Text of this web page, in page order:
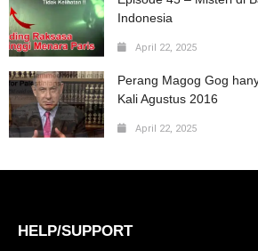
Indonesia
April 22, 2025
Perang Magog Gog
Kali Agustus 2016
April 22, 2025
HELP/SUPPORT